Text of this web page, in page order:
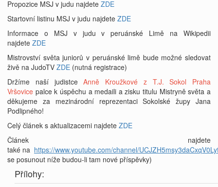
Propozice MSJ v judu najdete ZDE
Startovní listinu MSJ v judu najdete ZDE
Informace o MSJ v judu v peruánské Limě na Wikipedii
najdete ZDE
Mistrovství světa juniorů v peruánské limě bude možné sledovat
živě na JudoTV ZDE (nutná registrace)
Držíme naší judistceAnně Kroužkové z T.J. Sokol Praha
Vršovice palce k úspěchu a medaili a zisku titulu Mistryně světa a
děkujeme za mezinárodní reprezentaci Sokolské župy Jana
Podlipného!
Celý článek s aktualizacemi najdete ZDE
Článek najdete
také na https://www.youtube.com/channel/
se posunout níže budou-li tam nové příspěvky)
Přílohy: